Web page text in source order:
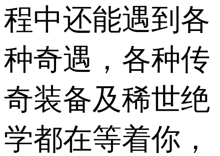
程中还能遇到各
种奇遇，各种传
奇装备及稀世绝
学都在等着你，